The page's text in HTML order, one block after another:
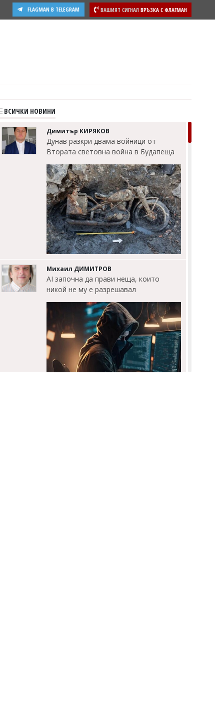
ВАШИЯТ СИГНАЛ ВРЪЗКА С ФЛАГМАН
FLAGMAN В TELEGRAM
ВСИЧКИ НОВИНИ
Димитър КИРЯКОВ
Дунав разкри двама войници от
Втората световна война в Будапеща
Михаил ДИМИТРОВ
AI започна да прави неща, които
никой не му е разрешавал